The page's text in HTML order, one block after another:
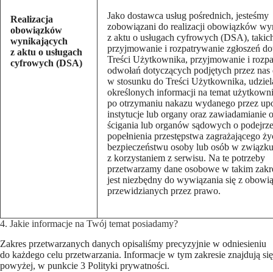
Realizacja
obowiązków
wynikających
z aktu o usługach
cyfrowych (DSA)
Jako dostawca usług pośrednich, jesteśmy
zobowiązani do realizacji obowiązków
z aktu o usługach cyfrowych (DSA),
przyjmowanie i rozpatrywanie zgłoszeń
Treści Użytkownika, przyjmowanie i
odwołań dotyczących podjętych przez
w stosunku do Treści Użytkownika,
określonych informacji na temat
po otrzymaniu nakazu wydanego przez
instytucje lub organy oraz zawiadamianie
ścigania lub organów sądowych o
popełnienia przestępstwa zagrażającego
bezpieczeństwu osoby lub osób w związku
z korzystaniem z serwisu. Na te potrzeby
przetwarzamy dane osobowe w takim
jest niezbędny do wywiązania się z
przewidzianych przez prawo.
4. Jakie informacje na Twój temat posiadamy?
Zakres przetwarzanych danych opisaliśmy precyzyjnie w odniesieniu
do każdego celu przetwarzania. Informacje w tym zakresie znajdują się
powyżej, w punkcie 3 Polityki prywatności.